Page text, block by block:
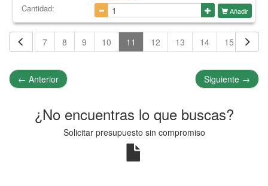
Cantidad: Añadir
6 7 8 9 10 11 12 13 14 15 16
← Anterior Siguiente →
¿No encuentras lo que buscas?
Solicitar presupuesto sin compromiso